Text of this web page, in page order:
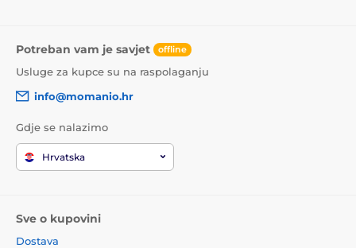
Potreban vam je savjet offline
Usluge za kupce su na raspolaganju
info@momanio.hr
Gdje se nalazimo
Hrvatska
Sve o kupovini
Dostava